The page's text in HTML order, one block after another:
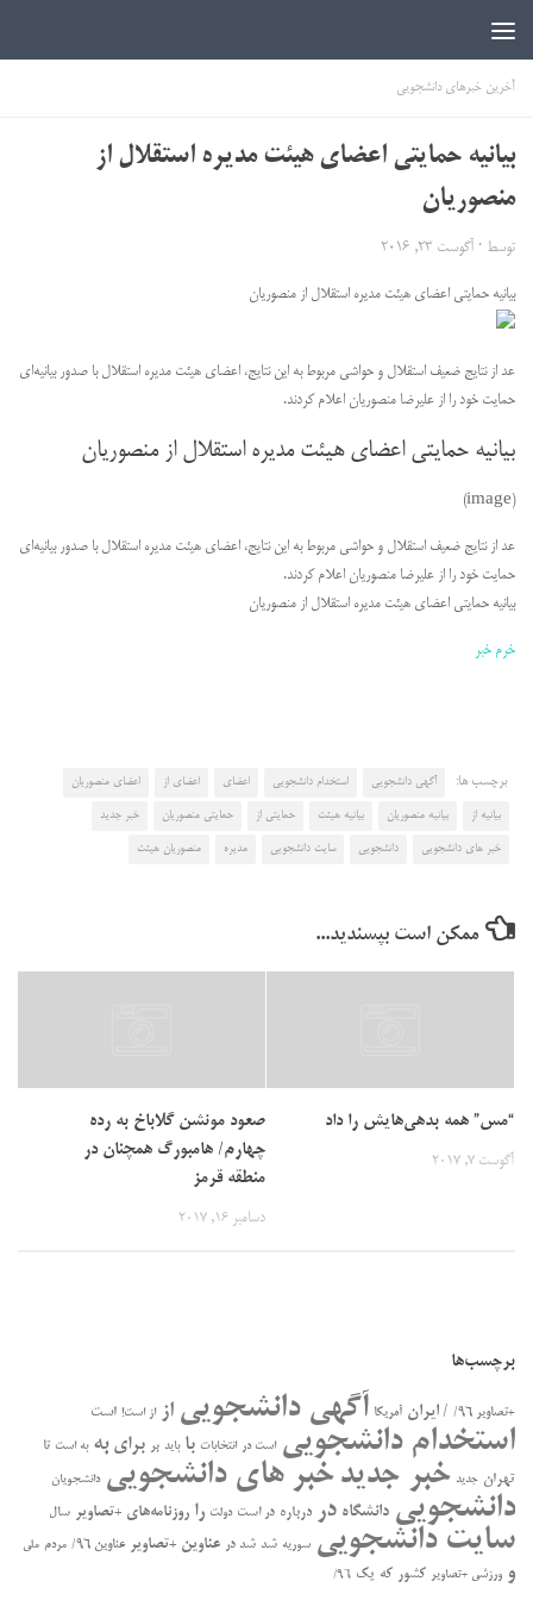
آخرین خبرهای دانشجویی
بیانیه حمایتی اعضای هیئت مدیره استقلال از
منصوریان
توسط · آگوست 23, 2016
بیانیه حمایتی اعضای هیئت مدیره استقلال از منصوریان
عد از نتایج ضعیف استقلال و حواشی مربوط به این نتایج، اعضای هیئت مدیره استقلال با صدور بیانیه‌ای
حمایت خود را از علیرضا منصوریان اعلام کردند.
بیانیه حمایتی اعضای هیئت مدیره استقلال از منصوریان
(image)
عد از نتایج ضعیف استقلال و حواشی مربوط به این نتایج، اعضای هیئت مدیره استقلال با صدور بیانیه‌ای
حمایت خود را از علیرضا منصوریان اعلام کردند.
بیانیه حمایتی اعضای هیئت مدیره استقلال از منصوریان
خرم خبر
برچسب ها: آگهی دانشجویی استخدام دانشجویی اعضای اعضای از اعضای منصوریان
بیانیه از بیانیه منصوریان بیانیه هیئت حمایتی از حمایتی منصوریان خبر جدید
خبر های دانشجویی دانشجویی سایت دانشجویی مدیره منصوریان هیئت
ممکن است بپسندید...
“مس” همه بدهی‌هایش را داد
آگوست 7, 2017
صعود مونشن گلاباخ به رده
چهارم/ هامبورگ همچنان در
منطقه قرمز
دسامبر 16, 2017
برچسب‌ها
+تصاویر ۹۶/ / ایران آمریکا آگهی دانشجویی از از است! است
استخدام دانشجویی است در انتخابات با باید بر برای به به است تا
تهران جدید خبر جدید خبر های دانشجویی دانشجویان
دانشجویی دانشگاه در درباره در ﺍﺳﺖ دولت را روزنامه‌های +تصاویر سال
سایت دانشجویی سوریه شد شد در عناوین +تصاویر عناوین ۹۶/ مردم ملی
و ورزشی +تصاویر کشور که یک ۹۶/